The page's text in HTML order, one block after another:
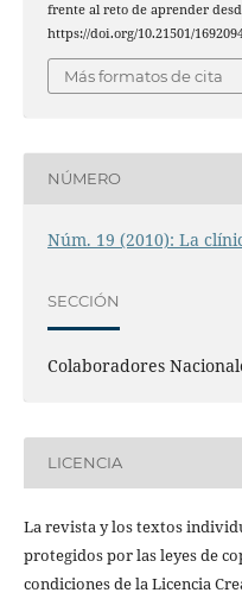
frente al reto de aprender
https://doi.org/10.21501/
Más formatos de cita
NÚMERO
Núm. 19 (2010): La
SECCIÓN
Colaboradores
LICENCIA
La revista y los textos
protegidos por las leyes de
condiciones de la Licencia